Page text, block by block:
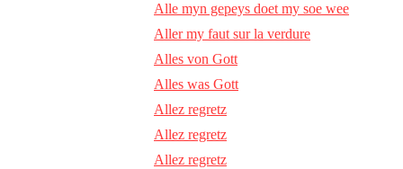
Alle myn gepeys doet my soe wee
Aller my faut sur la verdure
Alles von Gott
Alles was Gott
Allez regretz
Allez regretz
Allez regretz